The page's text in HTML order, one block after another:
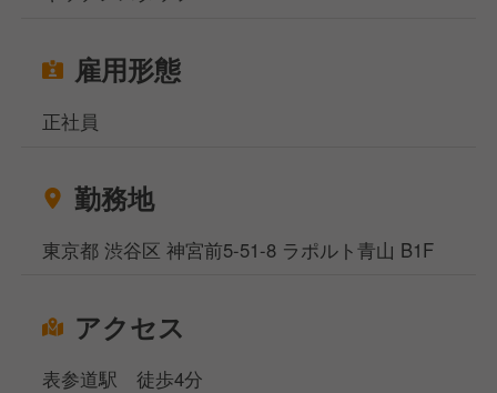
雇用形態
正社員
勤務地
東京都 渋谷区 神宮前5-51-8 ラポルト青山 B1F
アクセス
表参道駅 徒歩4分